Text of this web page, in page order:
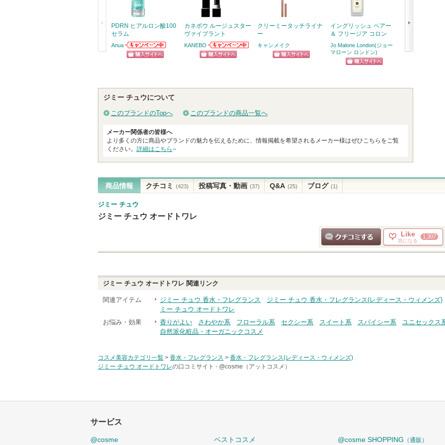
PDRN ヒアルロン酸100
セラム
Anua
Anuaからのお知
らせがあります
カネボウ ルージュスター
ヴァイブラント
KANEBO
KANEBOからの
お知らせがあり
クリーミータッチライナ
ー
キャンメイク
イングリッシュ ペアー
＆ フリージア コロン
Jo Malone London(ジョー
マローン ロンドン)
RMK デューイ
ジミー チュウについて
このブランドのTopへ このブランドの商品一覧へ
メーカー関係者の皆様へ
より多くの方に商品やブランドの魅力を伝えるために、情報掲載を希望されるメーカー様はぜひこちらをご覧
ください。 詳細はこちら
商品情報 クチコミ (423) 投稿写真・動画 (37) Q&A (25) ブログ (1)
ジミー チュウ
ジミー チュウ オードトワレ
クチコミする
Like
気になる
1,307
ジミー チュウ オードトワレ 関連リンク
関連アイテム ジミー チュウ 香水・フレグランス ジミー チュウ 香水・フレグランス(レディース・ウィメンズ)
ミー チュウ オードトワレ
お悩み・効果
香りがよい さわやか系 フローラル系 セクシー系 スイート系 スパイシー系 ユニセックス
自然派化粧品・オーガニックコスメ
コスメ美容カテゴリ一覧 > 香水・フレグランス > 香水・フレグランス(レディース・ウィメンズ)
ジミー チュウ オードトワレの口コミサイト - @cosme（アットコスメ）
サービス
@cosme ベストコスメ @cosme SHOPPING （通販）